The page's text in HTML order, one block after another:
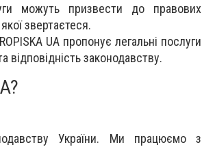
можуть призвести до правових
звертаєтеся.
UA пропонує легальні послуги
відповідність законодавству.
України. Ми працюємо з